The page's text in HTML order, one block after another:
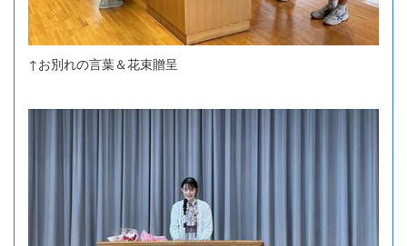
↑お別れの言葉＆花束贈呈